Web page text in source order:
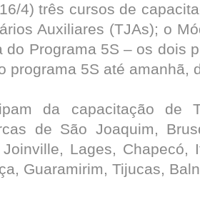
4) três cursos de
Auxiliares (TJAs); o
do Programa 5S – os dois
programa 5S até amanhã,
da capacitação
de São Joaquim,
Lages, Chapecó,
Guaramirim, Tijucas,